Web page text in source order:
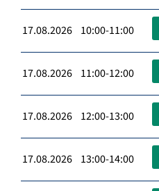
17.08.2026 10:00-11:00
17.08.2026 11:00-12:00
17.08.2026 12:00-13:00
17.08.2026 13:00-14:00